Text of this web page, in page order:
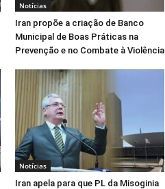
Notícias
Iran propõe a criação de Banco
Municipal de Boas Práticas na
Prevenção e no Combate à Violência
Notícias
Iran apela para que PL da Misoginia